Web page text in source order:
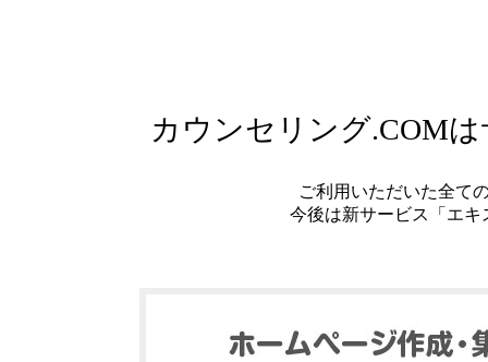
カウンセリング.COM
ご利用いただいた全て
今後は新サービス「エ